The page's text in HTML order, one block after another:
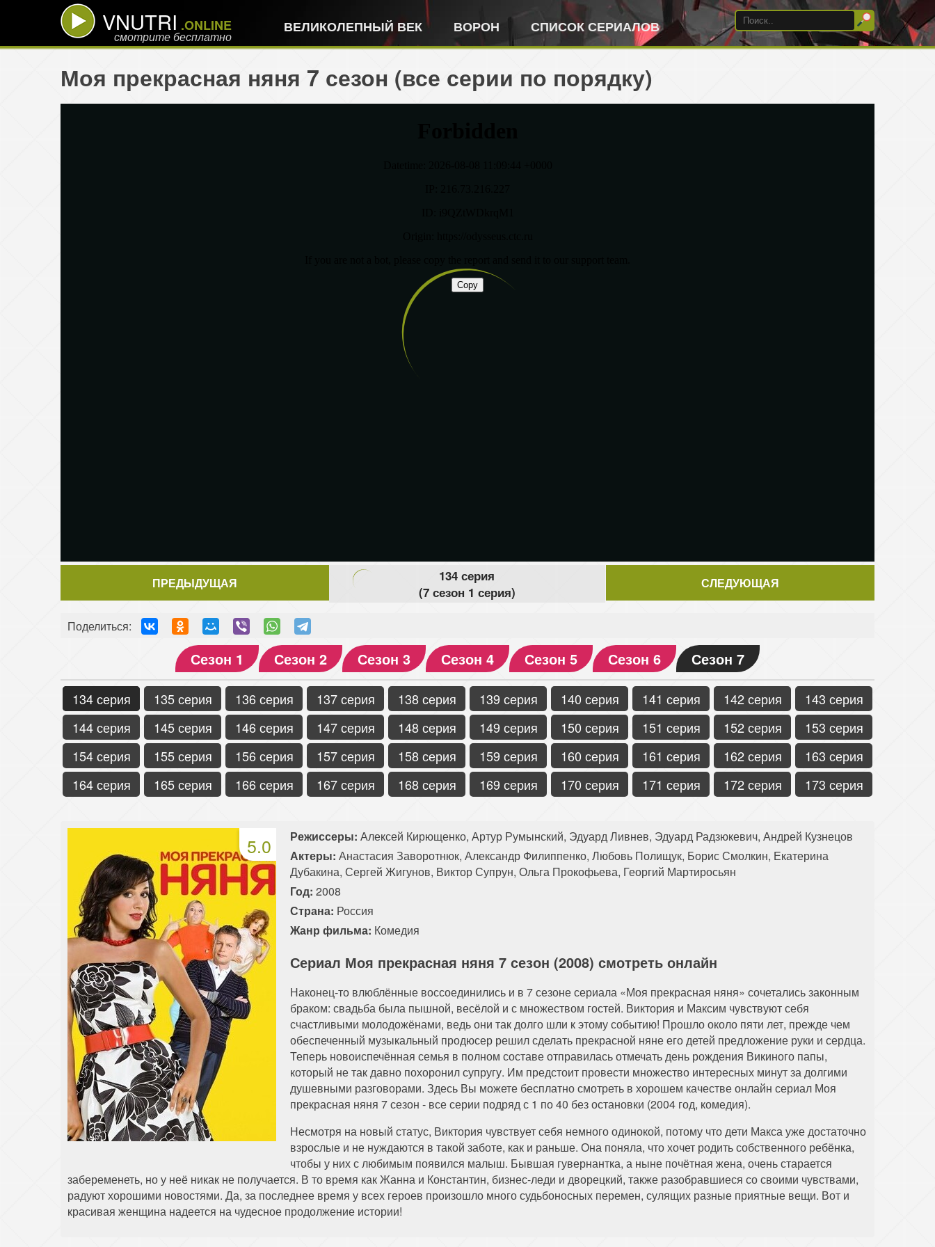
VNUTRI .ONLINE
смотрите бесплатно
ВЕЛИКОЛЕПНЫЙ ВЕК ВОРОН СПИСОК СЕРИАЛОВ
Моя прекрасная няня 7 сезон (все серии по порядку)
ПРЕДЫДУЩАЯ
134 серия
(7 сезон 1 серия)
СЛЕДУЮЩАЯ
Поделиться:
Сезон 1 Сезон 2 Сезон 3 Сезон 4 Сезон 5 Сезон 6 Сезон 7
134 серия 135 серия 136 серия 137 серия 138 серия 139 серия 140 серия 141 серия 142 серия
143 серия
144 серия
145 серия 146 серия 147 серия 148 серия 149 серия 150 серия 151 серия 152 серия
153 серия
154 серия
155 серия 156 серия 157 серия 158 серия 159 серия 160 серия 161 серия 162 серия
163 серия
164 серия
165 серия 166 серия 167 серия 168 серия 169 серия 170 серия 171 серия 172 серия 173 серия
5.0 Режиссеры: Алексей Кирющенко, Артур Румынский, Эдуард Ливнев, Эдуард Радзюкевич, Андрей Кузнецов
Актеры: Анастасия Заворотнюк, Александр Филиппенко, Любовь Полищук, Борис Смолкин, Екатерина
Дубакина, Сергей Жигунов, Виктор Супрун, Ольга Прокофьева, Георгий Мартиросьян
Год: 2008
Страна: Россия
Жанр фильма: Комедия
Сериал Моя прекрасная няня 7 сезон (2008) смотреть онлайн
Наконец-то влюблённые воссоединились и в 7 сезоне сериала «Моя прекрасная няня» сочетались законным
браком: свадьба была пышной, весёлой и с множеством гостей. Виктория и Максим чувствуют себя
счастливыми молодожёнами, ведь они так долго шли к этому событию! Прошло около пяти лет, прежде чем
обеспеченный музыкальный продюсер решил сделать прекрасной няне его детей предложение руки и сердца.
Теперь новоиспечённая семья в полном составе отправилась отмечать день рождения Викиного папы,
который не так давно похоронил супругу. Им предстоит провести множество интересных минут за долгими
душевными разговорами. Здесь Вы можете бесплатно смотреть в хорошем качестве онлайн сериал Моя
прекрасная няня 7 сезон - все серии подряд с 1 по 40 без остановки (2004 год, комедия).
Несмотря на новый статус, Виктория чувствует себя немного одинокой, потому что дети Макса уже достаточно
взрослые и не нуждаются в такой заботе, как и раньше. Она поняла, что хочет родить собственного ребёнка,
чтобы у них с любимым появился малыш. Бывшая гувернантка, а ныне почётная жена, очень старается
забеременеть, но у неё никак не получается. В то время как Жанна и Константин, бизнес-леди и дворецкий, также разобравшиеся со своими чувствами,
радуют хорошими новостями. Да, за последнее время у всех героев произошло много судьбоносных перемен, сулящих разные приятные вещи. Вот и
красивая женщина надеется на чудесное продолжение истории!